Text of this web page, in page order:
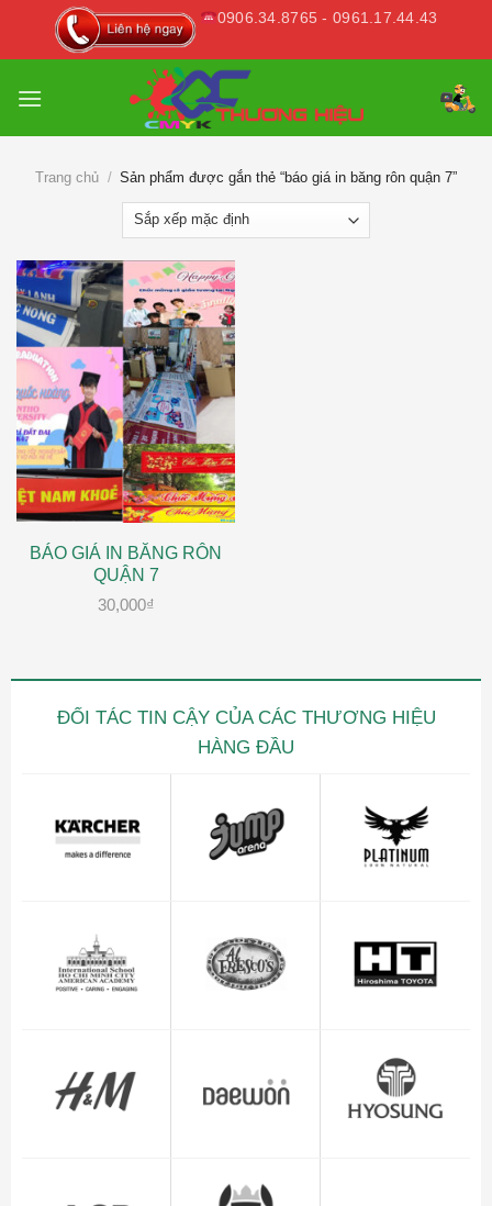
0906.34.8765 - 0961.17.44.43
Trang chủ / Sản phẩm được gắn thẻ “báo giá in băng rôn quận 7”
BÁO GIÁ IN BĂNG RÔN
QUẬN 7
30,000₫
ĐỐI TÁC TIN CẬY CỦA CÁC THƯƠNG HIỆU
HÀNG ĐẦU